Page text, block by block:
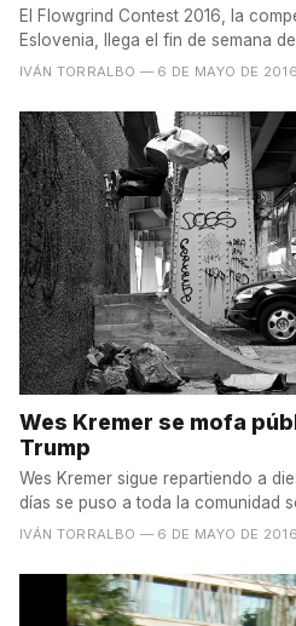
El Flowgrind Contest 2016, la
Eslovenia, llega el fin de semana
IVÁN TORRALBO — 6 DE MAYO DE 2016
Wes Kremer se mofa
Trump
Wes Kremer sigue repartiendo a
días se puso a toda la comunidad
IVÁN TORRALBO — 6 DE MAYO DE 2016